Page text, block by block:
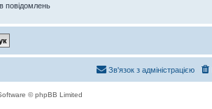
повідомлень
Зв'язок з адміністрацією
© phpBB Limited